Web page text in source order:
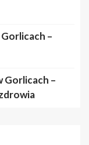
–
Gorlicach –